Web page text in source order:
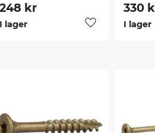
i favoriter
248 kr
Lägg till i
I lager
330
I lager